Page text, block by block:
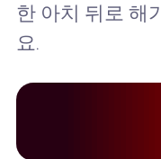
한 아치 뒤로 해
요.